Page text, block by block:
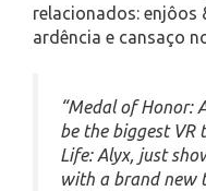
relacionados: enjôos
ardência e cansaço
“Medal of Honor:
be the biggest VR
Life: Alyx, just
with a brand new